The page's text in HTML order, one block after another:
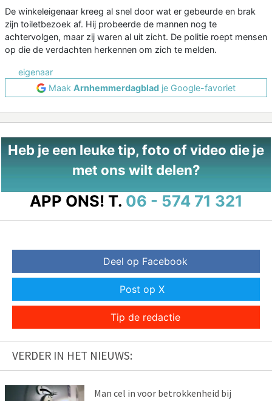
De winkeleigenaar kreeg al snel door wat er gebeurde en brak
zijn toiletbezoek af. Hij probeerde de mannen nog te
achtervolgen, maar zij waren al uit zicht. De politie roept mensen
op die de verdachten herkennen om zich te melden.
eigenaar
Maak Arnhemmerdagblad je Google-favoriet
Heb je een leuke tip, foto of video die je
met ons wilt delen?
APP ONS! T. 06 - 574 71 321
Deel op Facebook
Post op X
Tip de redactie
VERDER IN HET NIEUWS:
Man cel in voor betrokkenheid bij